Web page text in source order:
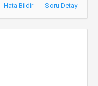
Hata Bildir Soru Detay